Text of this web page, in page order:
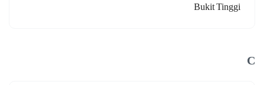
Bukit Tinggi
C